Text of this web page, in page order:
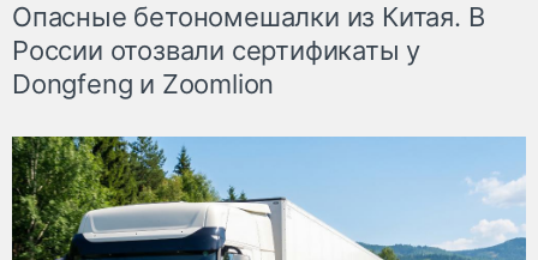
Опасные бетономешалки из Китая. В
России отозвали сертификаты у
Dongfeng и Zoomlion